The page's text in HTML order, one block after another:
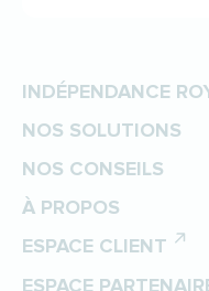
INDÉPENDANCE
NOS SOLUTIONS
NOS CONSEILS
À PROPOS
ESPACE CLIENT
ESPACE